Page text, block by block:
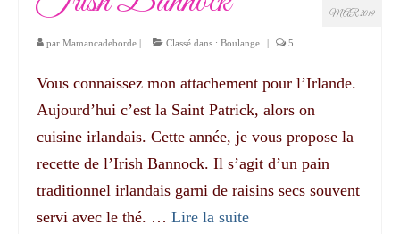
MAR 2019
par Mamancadeborde | Classé dans : Boulange | 5
Vous connaissez mon attachement pour l’Irlande.
Aujourd’hui c’est la Saint Patrick, alors on
cuisine irlandais. Cette année, je vous propose la
recette de l’Irish Bannock. Il s’agit d’un pain
traditionnel irlandais garni de raisins secs souvent
servi avec le thé. … Lire la suite­­